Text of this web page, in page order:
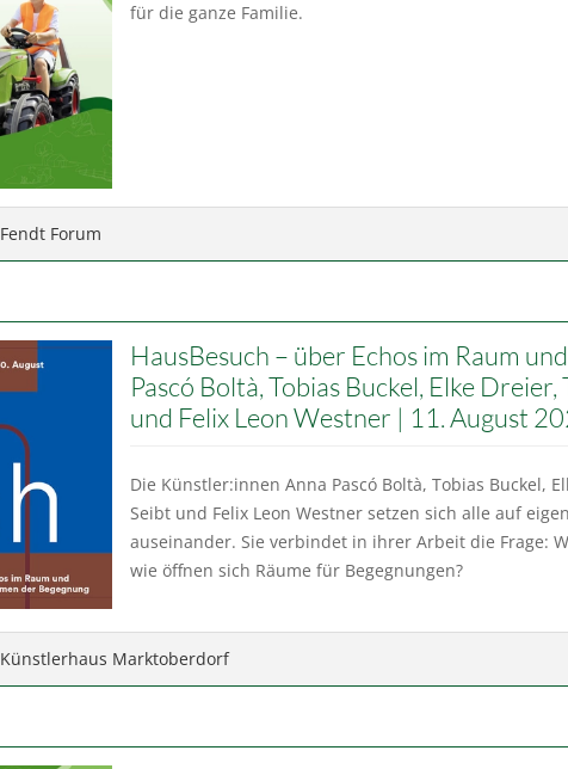
für die ganze Familie.
Fendt Forum
HausBesuch – über Echos im Raum
Pascó Boltà, Tobias Buckel, Elke
und Felix Leon Westner | 11. August
Die Künstler:innen Anna Pascó Boltà, Tobias Buckel,
Seibt und Felix Leon Westner setzen sich alle auf
auseinander. Sie verbindet in ihrer Arbeit die Frage:
wie öffnen sich Räume für Begegnungen?
Künstlerhaus Marktoberdorf